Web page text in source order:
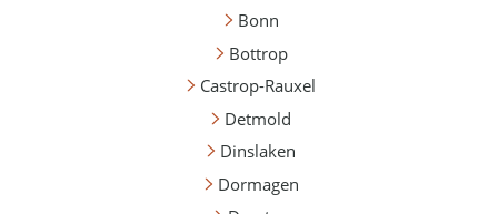
Bonn
Bottrop
Castrop-Rauxel
Detmold
Dinslaken
Dormagen